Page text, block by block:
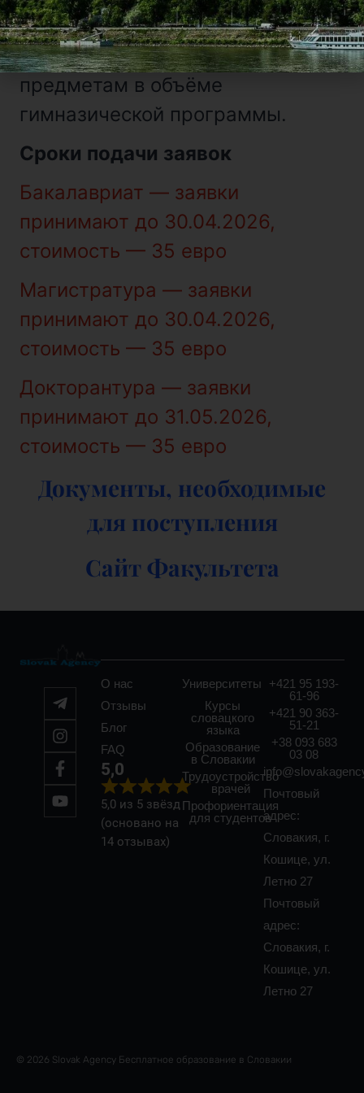
и навыки по
общеобразовательным
предметам в объёме
гимназической программы.
Сроки подачи заявок
Бакалавриат — заявки
принимают до 30.04.2026,
стоимость — 35 евро
Магистратура — заявки
принимают до 30.04.2026,
стоимость — 35 евро
Докторантура — заявки
принимают до 31.05.2026,
стоимость — 35 евро
Документы, необходимые
для поступления
Сайт Факультета
О нас
Отзывы
Блог
FAQ
5,0
5,0 из 5 звёзд
(основано на
14 отзывах)
Университеты
Курсы
словацкого
языка
Образование
в Словакии
Трудоустройство
врачей
Профориентация
для студентов
+421 95 193-
61-96
+421 90 363-
51-21
+38 093 683
03 08
Почтовый
адрес:
Словакия, г.
Кошице, ул.
Летно 27
Почтовый
адрес:
Словакия, г.
Кошице, ул.
Летно 27
© 2026 Slovak Agency Бесплатное образование в Словакии